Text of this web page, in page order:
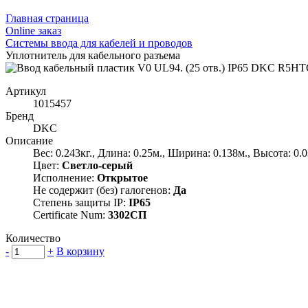
Главная страница
Оnline заказ
Системы ввода для кабелей и проводов
Уплотнитель для кабельного разъема
Артикул
1015457
Бренд
DKC
Описание
Вес: 0.243кг., Длина: 0.25м., Ширина: 0.138м., Высота:
Цвет: Светло-серый
Исполнение: Открытое
Не содержит (без) галогенов: Да
Степень защиты IP: IP65
Certificate Num: 3302СП
Количество
-
+ В корзину